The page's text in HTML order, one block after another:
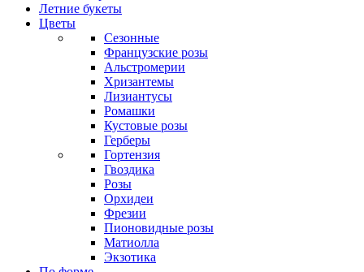
Летние букеты
Цветы
Сезонные
Французские розы
Альстромерии
Хризантемы
Лизиантусы
Ромашки
Кустовые розы
Герберы
Гортензия
Гвоздика
Розы
Орхидеи
Фрезии
Пионовидные розы
Матиолла
Экзотика